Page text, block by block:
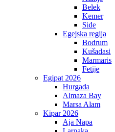
Belek
Kemer
Side
Egejska regija
Bodrum
Kušadasi
Marmaris
Fetije
Egipat 2026
Hurgada
Almaza Bay
Marsa Alam
Kipar 2026
Aja Napa